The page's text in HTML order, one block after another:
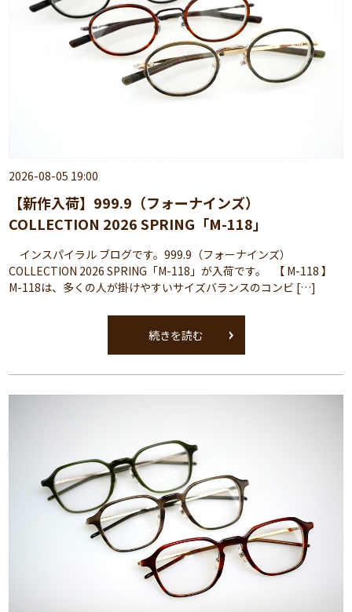
2026-08-05 19:00
【新作入荷】999.9（フォーナインズ）
COLLECTION 2026 SPRING「M-118」
インスパイラル ブログです。999.9（フォーナインズ）
COLLECTION 2026 SPRING「M-118」が入荷です。 【 M-118 】
M-118は、多くの人が掛けやすいサイズバランスのコンビ […]
続きを読む